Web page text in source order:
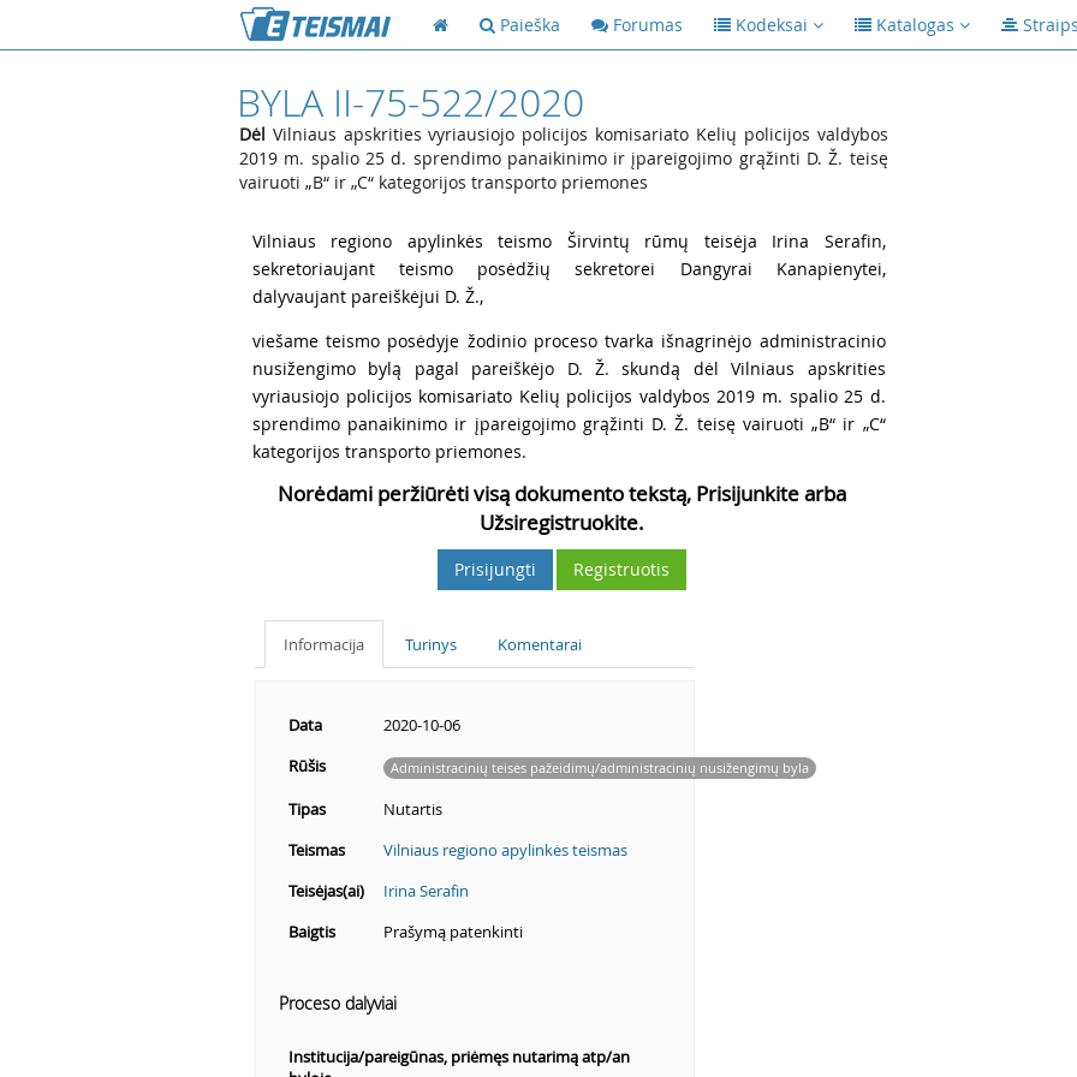
Paieška Forumas Kodeksai Katalogas
BYLA II-75-522/2020
Dėl Vilniaus apskrities vyriausiojo policijos komisariato Kelių policijos valdybos
2019 m. spalio 25 d. sprendimo panaikinimo ir įpareigojimo grąžinti D. Ž. teisę
vairuoti „B“ ir „C“ kategorijos transporto priemones
Vilniaus regiono apylinkės teismo Širvintų rūmų teisėja Irina Serafin,
sekretoriaujant teismo posėdžių sekretorei Dangyrai Kanapienytei,
dalyvaujant pareiškėjui D. Ž.,
viešame teismo posėdyje žodinio proceso tvarka išnagrinėjo administracinio
nusižengimo bylą pagal pareiškėjo D. Ž. skundą dėl Vilniaus apskrities
vyriausiojo policijos komisariato Kelių policijos valdybos 2019 m. spalio 25 d.
sprendimo panaikinimo ir įpareigojimo grąžinti D. Ž. teisę vairuoti „B“ ir „C“
kategorijos transporto priemones.
Norėdami peržiūrėti visą dokumento tekstą, Prisijunkite arba
Užsiregistruokite.
Prisijungti Registruotis
Informacija Turinys Komentarai
Data
2020-10-06
Rūšis
Administracinių teisės pažeidimų/administracinių nusižengimų byla
Tipas
Nutartis
Teismas
Vilniaus regiono apylinkės teismas
Teisėjas(ai)
Irina Serafin
Baigtis
Prašymą patenkinti
Proceso dalyviai
Institucija/pareigūnas, priėmęs nutarimą atp/an